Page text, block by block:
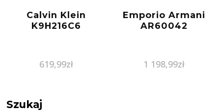
Calvin Klein
K9H216C6
619,99zł
Emporio Armani
AR60042
1 198,99zł
Szukaj